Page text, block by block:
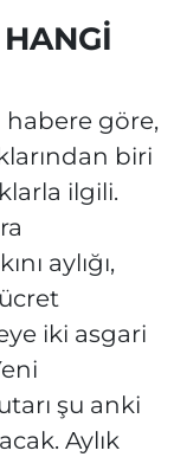
habere göre,
biri
ilgili.
aylığı,
iki asgari
şu anki
Aylık